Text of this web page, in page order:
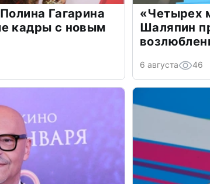
Гагарина
кадры с новым
«Четырех
Шаляпин
6 августа 46